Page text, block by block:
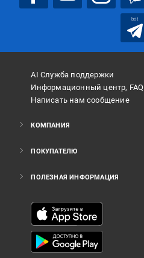
bot
AI Служба поддержки
Информационный центр, FAQ
Написать нам сообщение
КОМПАНИЯ
ПОКУПАТЕЛЮ
ПОЛЕЗНАЯ ИНФОРМАЦИЯ